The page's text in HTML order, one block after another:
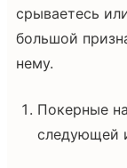
срываетесь
большой
нему.
Покерные
следующей